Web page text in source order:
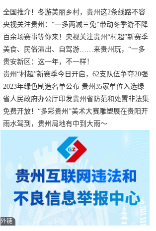
全国推介！冬游美丽乡村，贵州这2条线路不容
错过
央视关注贵州：“一多两减三免”带动冬季游不降
温
百余场赛事等你来！央视关注贵州“村超”新赛季
正式“打响”
美食、民俗演出、自驾游……来贵州玩，“一多
两减三免”！
贵安新区：这一年，不一样！
贵州“村超”新赛季今日开启，62支队伍争夺20强
名额
2023年绿色制造名单公布 贵州35家单位入选绿
色工厂
省人民政府办公厅印发贵州省防范和处置非法集
资工作实施细则
免费开放！“多彩贵州”美术大赛雕塑展在贵阳开
展，持续至1月19日
雨水驾到，贵州局地有中到大雨～
外链